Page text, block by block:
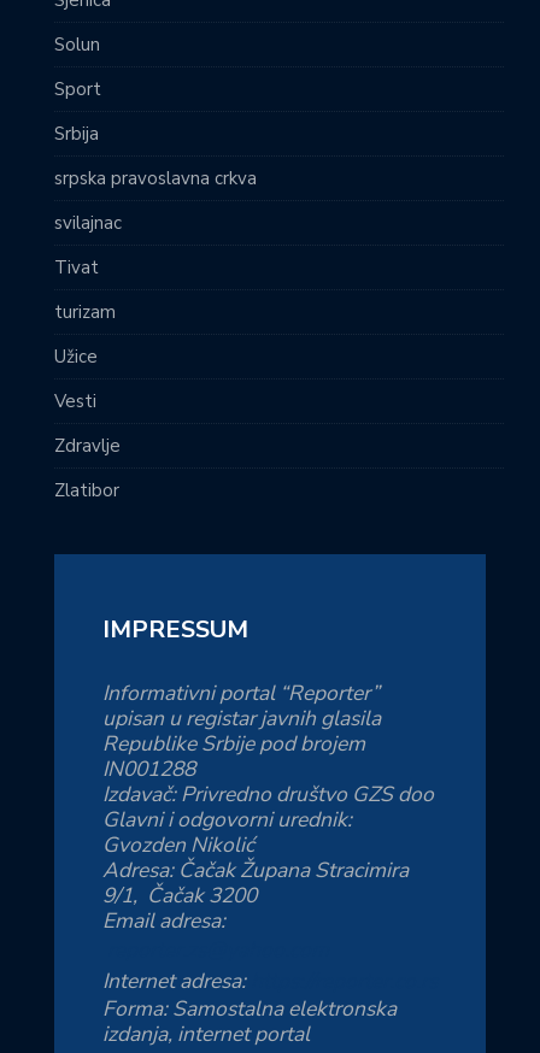
Solun
Sport
Srbija
srpska pravoslavna crkva
svilajnac
Tivat
turizam
Užice
Vesti
Zdravlje
Zlatibor
IMPRESSUM
Informativni portal “Reporter”
upisan u registar javnih glasila
Republike Srbije pod brojem
IN001288
Izdavač: Privredno društvo GZS doo
Glavni i odgovorni urednik:
Gvozden Nikolić
Adresa: Čačak Župana Stracimira
9/1, Čačak 3200
Email adresa:
Internet adresa:
Forma: Samostalna elektronska
izdanja, internet portal